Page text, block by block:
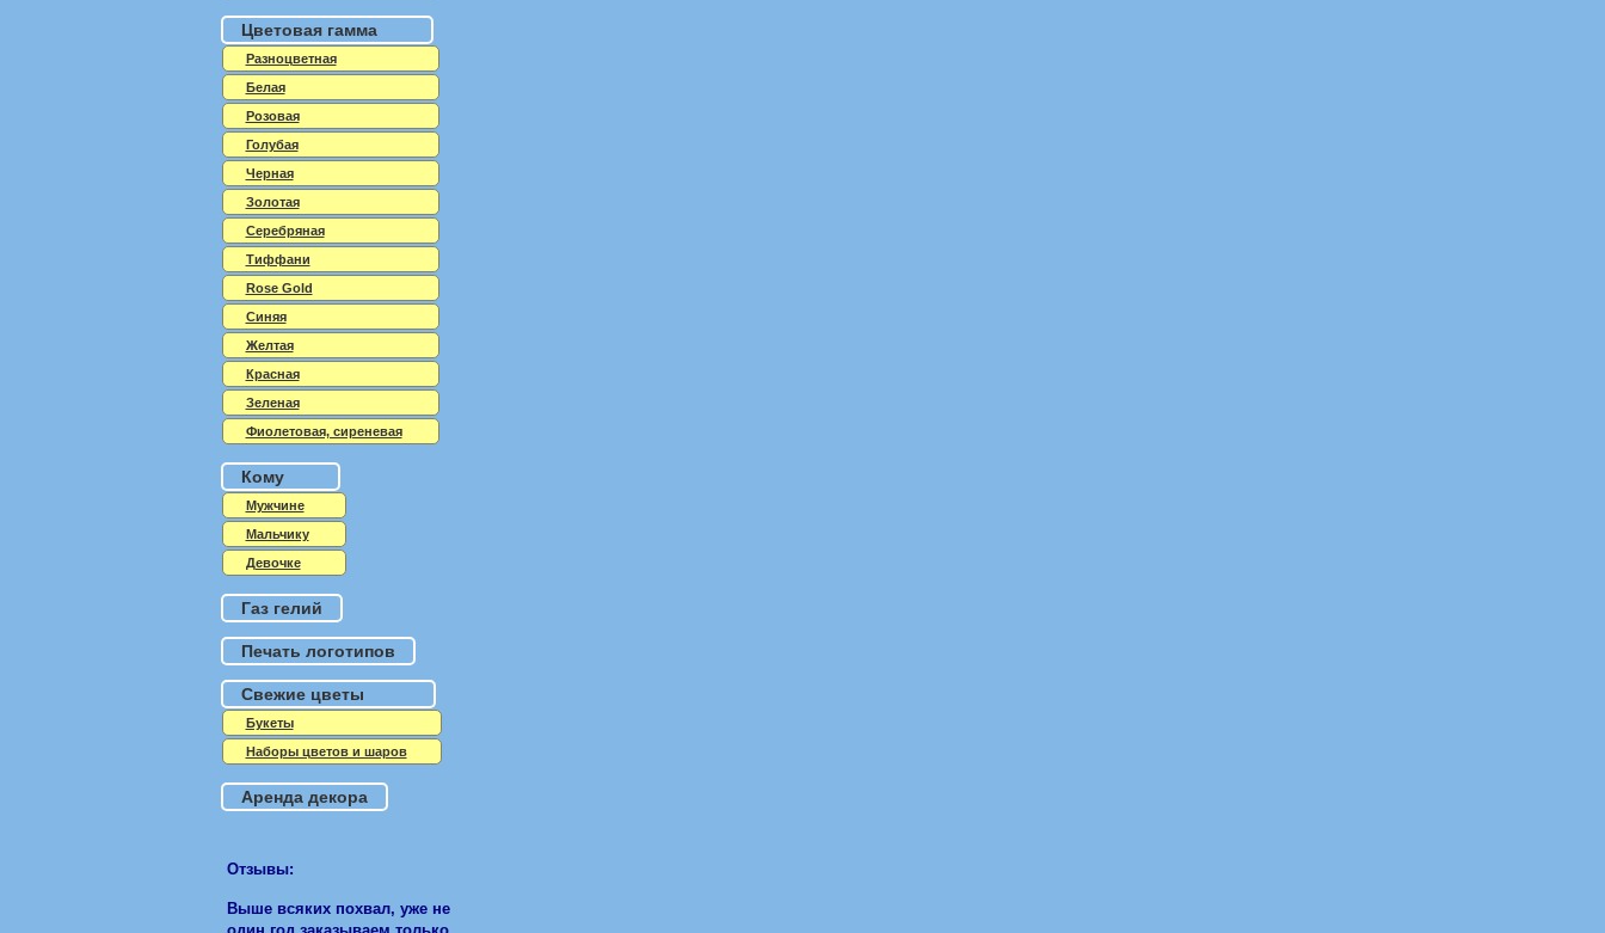
Цветовая гамма
Разноцветная
Белая
Розовая
Голубая
Черная
Золотая
Серебряная
Тиффани
Rose Gold
Синяя
Желтая
Красная
Зеленая
Фиолетовая, сиреневая
Кому
Мужчине
Мальчику
Девочке
Газ гелий
Печать логотипов
Свежие цветы
Букеты
Наборы цветов и шаров
Аренда декора
Отзывы:
Выше всяких похвал, уже не